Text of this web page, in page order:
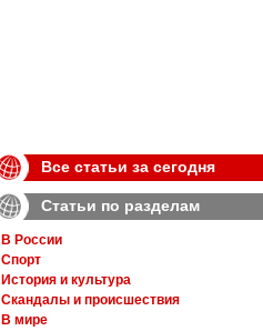
Все статьи за сегодня
Статьи по разделам
В России
Спорт
История и культура
Скандалы и происшествия
В мире